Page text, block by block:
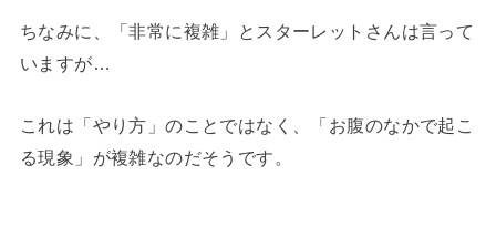
ちなみに、「非常に複雑」とスターレットさんは言って
いますが…
これは「やり方」のことではなく、「お腹のなかで起こ
る現象」が複雑なのだそうです。